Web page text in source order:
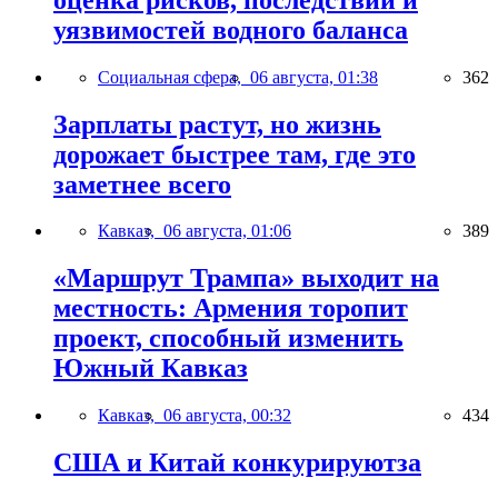
уязвимостей водного баланса
Социальная сфера, 06 августа, 01:38 362
Зарплаты растут, но жизнь
дорожает быстрее там, где это
заметнее всего
Кавказ, 06 августа, 01:06 389
«Маршрут Трампа» выходит на
местность: Армения торопит
проект, способный изменить
Южный Кавказ
Кавказ, 06 августа, 00:32 434
США и Китай конкурируютза